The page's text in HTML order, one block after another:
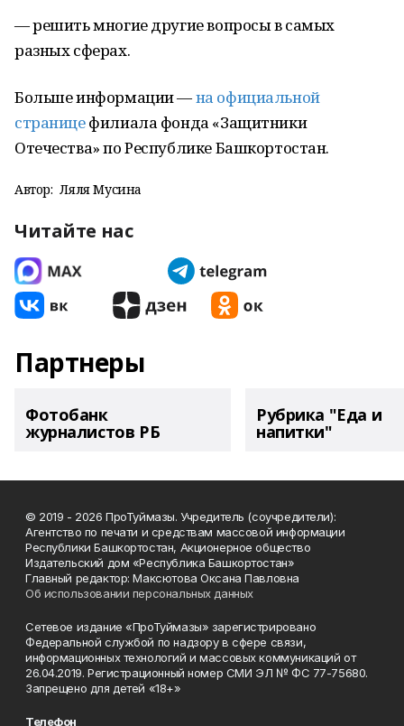
— решить многие другие вопросы в самых
разных сферах.
Больше информации —на официальной
страницефилиала фонда «Защитники
Отечества» по Республике Башкортостан.
Автор: Ляля Мусина
Читайте нас
Партнеры
Фотобанк
журналистов РБ
Рубрика "Еда и
напитки"
© 2019 - 2026 ПроТуймазы. Учредитель (соучредители):
Агентство по печати и средствам массовой информации
Республики Башкортостан, Акционерное общество
Издательский дом «Республика Башкортостан»
Главный редактор: Максютова Оксана Павловна
Об использовании персональных данных
Сетевое издание «ПроТуймазы» зарегистрировано
Федеральной службой по надзору в сфере связи,
информационных технологий и массовых коммуникаций от
26.04.2019. Регистрационный номер СМИ ЭЛ № ФС 77-75680.
Запрещено для детей «18+»
Телефон